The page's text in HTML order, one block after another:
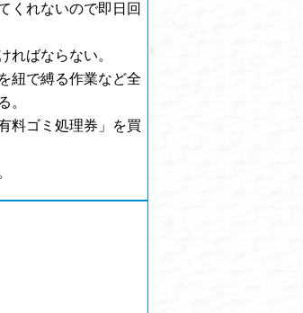
くれないので即日回
ればならない。
紐で縛る作業など全
。
料ゴミ処理券」を買